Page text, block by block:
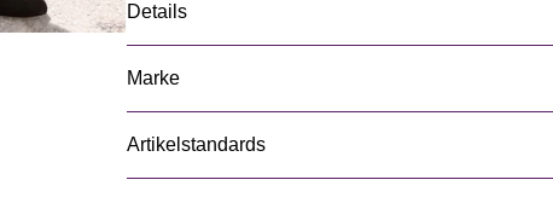
Details
Marke
Artikelstandards